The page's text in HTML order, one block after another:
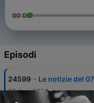
00:00
Episodi
24599 - Le notizie del
07 Ago 2026